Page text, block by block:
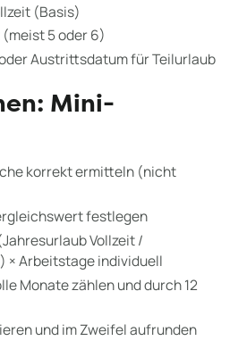
(Basis)
5 oder 6)
Austrittsdatum für Teilurlaub
Mini-
korrekt ermitteln (nicht
festlegen
Vollzeit /
× Arbeitstage individuell
Monate zählen und durch 12
und im Zweifel aufrunden